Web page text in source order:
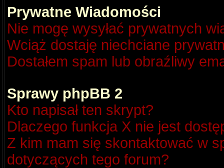
Prywatne Wiadomości
Nie mogę wysyłać prywatnych
Wciąż dostaję niechciane
Dostałem spam lub obraźliwy
Sprawy phpBB 2
Kto napisał ten skrypt?
Dlaczego funkcja X nie jest
Z kim mam się skontaktować w
dotyczących tego forum?